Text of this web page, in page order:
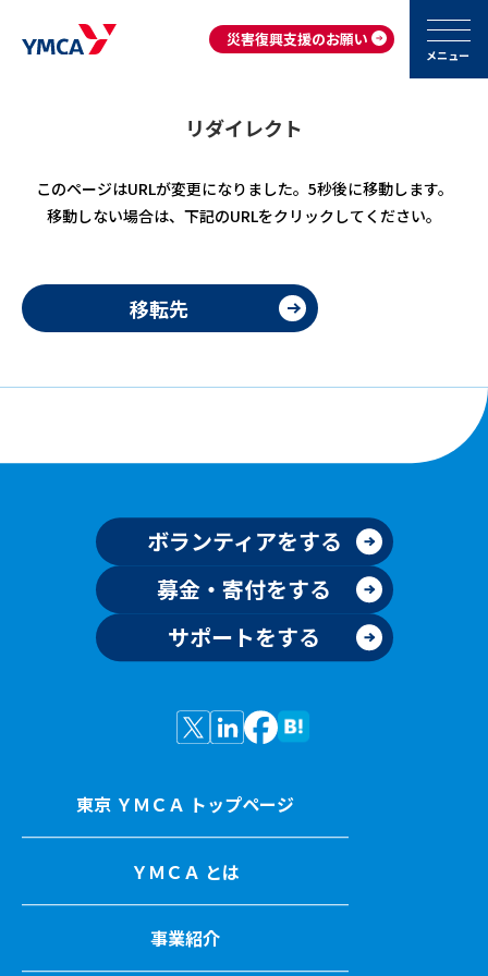
災害復興支援のお願い
メニュー
リダイレクト
このページはURLが変更になりました。5秒後に移動します。
移動しない場合は、下記のURLをクリックしてください。
移転先
ボランティアをする
募金・寄付をする
サポートをする
東京 ＹＭＣＡ トップページ
ＹＭＣＡ とは
事業紹介